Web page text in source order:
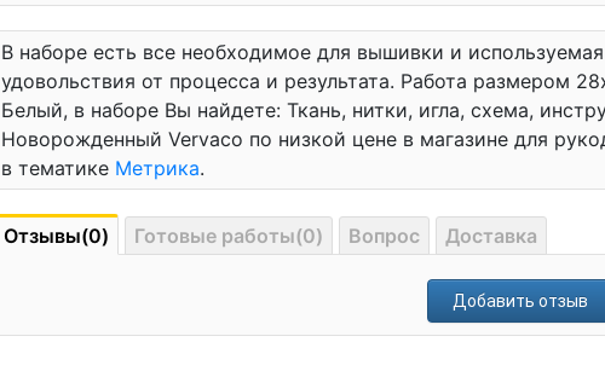
В наборе есть все необходимое для вышивки и
удовольствия от процесса и результата. Работа размером
Белый, в наборе Вы найдете: Ткань, нитки, игла, схема,
Новорожденный Vervaco по низкой цене в магазине для
в тематике Метрика.
Отзывы(0) Готовые работы(0) Вопрос Доставка
Добавить отзыв